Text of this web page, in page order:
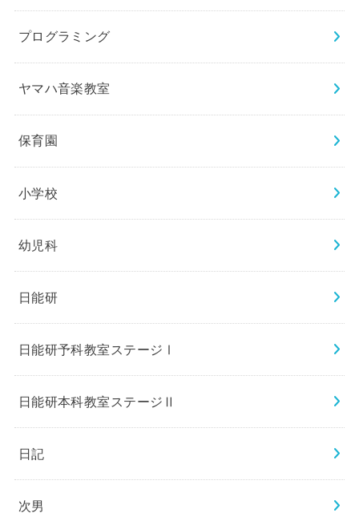
プログラミング
ヤマハ音楽教室
保育園
小学校
幼児科
日能研
日能研予科教室ステージⅠ
日能研本科教室ステージⅡ
日記
次男